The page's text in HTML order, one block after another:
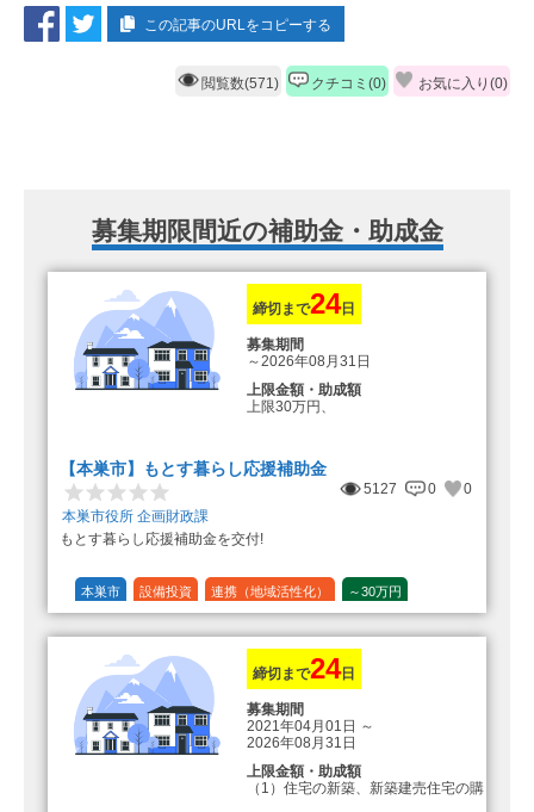
この記事のURLをコピーする
閲覧数(571) クチコミ(0) お気に入り(0)
募集期限間近の補助金・助成金
締切まで24日
募集期間
～2026年08月31日
上限金額・助成額
上限30万円、
【本巣市】もとす暮らし応援補助金
5127 0
0
本巣市役所 企画財政課
もとす暮らし応援補助金を交付!
本巣市 設備投資 連携（地域活性化） ～30万円
締切まで24日
募集期間
2021年04月01日 ～
2026年08月31日
上限金額・助成額
（1）住宅の新築、新築建売住宅の購